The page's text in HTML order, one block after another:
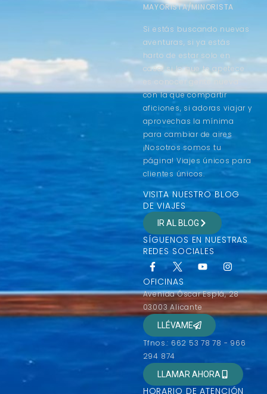
MAYORISTA/MINORISTA
Si estás buscando nuevas
aventuras, si ya estás
harto de estar solo en
casa, si lo que te apetece
es conocer gente nueva
con la que compartir
aficiones, si adoras viajar y
aprovechas la mínima
para cambiar de aires
¡Nosotros somos tu
página! Viajes únicos para
clientes únicos.
VISITA NUESTRO BLOG
DE VIAJES
IR AL BLOG
SÍGUENOS EN NUESTRAS
REDES SOCIALES
OFICINAS
Avenida Óscar Esplá, 28
03003 Alicante
LLÉVAME
Tfnos.: 662 53 78 78 - 966
294 874
LLAMAR AHORA
HORARIO DE ATENCIÓN